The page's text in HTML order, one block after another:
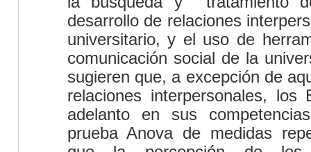
desarrollo de relaciones
universitario, y el uso de
comunicación social de la
sugieren que, a excepción de
relaciones interpersonales, los
adelanto en sus
pruebaAnovade medidas